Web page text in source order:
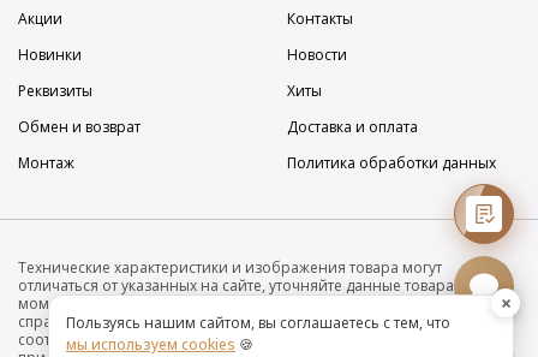
Акции
Контакты
Новинки
Новости
Реквизиты
Хиты
Обмен и возврат
Доставка и оплата
Монтаж
Политика обработки данных
Технические характеристики и изображения товара могут
отличаться от указанных на сайте, уточняйте данные товара на
момент покупки и оплаты. Вся информация на сайте о товарах носит
справочный характер и не является публичной офертой в
соответствии с пунктом 2 статьи 437 ГК РФ. Убедительно просим Вас
Пользуясь нашим сайтом, вы соглашаетесь с тем, что
мы используем cookies 🍪
×